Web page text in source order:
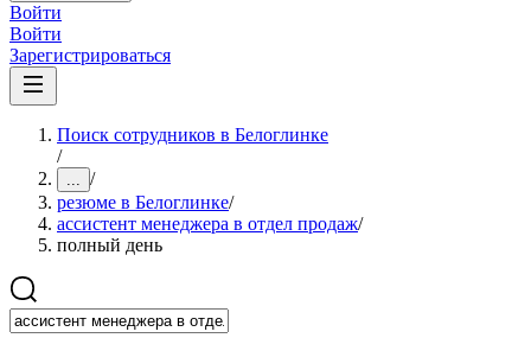
Войти
Войти
Зарегистрироваться
Поиск сотрудников в Белоглинке
/
... /
резюме в Белоглинке/
ассистент менеджера в отдел продаж/
полный день